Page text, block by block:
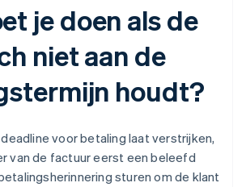
je doen als de
niet aan de
houdt?
voor betaling laat verstrijken,
van de factuur eerst een beleefd
sturen om de klant